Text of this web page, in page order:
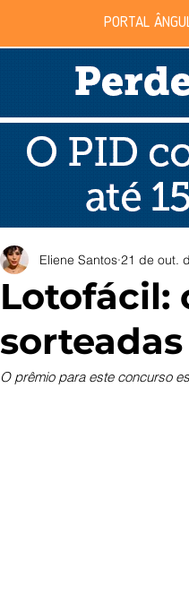
PORTAL
Lotofácil:
Eliene Santos 21 de out.
O prêmio para este concurso